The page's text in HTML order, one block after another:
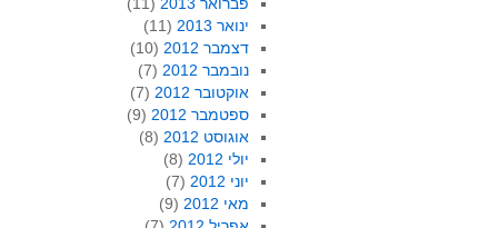
ינואר 2013
(11)
דצמבר 2012
(10)
נובמבר 2012
(7)
אוקטובר 2012
(7)
ספטמבר 2012
(9)
אוגוסט 2012
(8)
יולי 2012
(8)
יוני 2012
(7)
מאי 2012
(9)